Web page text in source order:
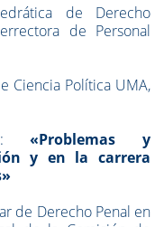
de Derecho
de Personal
Ciencia Política UMA,
«Problemas y
y en la carrera
de Derecho Penal en